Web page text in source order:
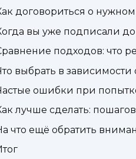
договориться о
вы уже подписали
подходов: что
выбрать в
ошибки при
лучше сделать:
что ещё обратить